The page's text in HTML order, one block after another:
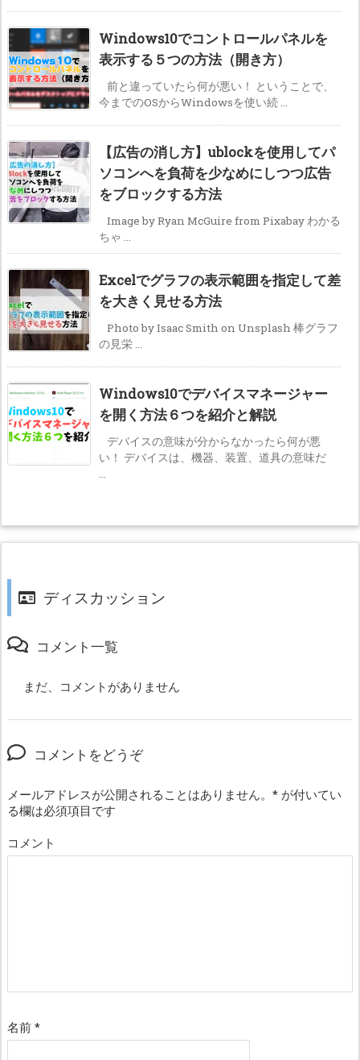
Windows10でコントロールパネルを
表示する５つの方法（開き方）
前と違っていたら何が悪い！ ということで、
今までのOSからWindowsを使い続 ...
【広告の消し方】ublockを使用してパ
ソコンへを負荷を少なめにしつつ広告
をブロックする方法
Image by Ryan McGuire from Pixabay わかる
ちゃ ...
Excelでグラフの表示範囲を指定して差
を大きく見せる方法
Photo by Isaac Smith on Unsplash 棒グラフ
の見栄 ...
Windows10でデバイスマネージャー
を開く方法６つを紹介と解説
デバイスの意味が分からなかったら何が悪
い！ デバイスは、機器、装置、道具の意味だ
ディスカッション
コメント一覧
まだ、コメントがありません
コメントをどうぞ
メールアドレスが公開されることはありません。 * が付いてい
る欄は必須項目です
コメント
名前 *